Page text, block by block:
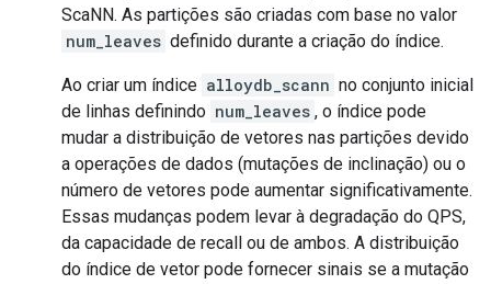
ScaNN. As partições são criadas com base no valor
num_leaves definido durante a criação do índice.
Ao criar um índice alloydb_scann no conjunto inicial
de linhas definindo num_leaves , o índice pode
mudar a distribuição de vetores nas partições devido
a operações de dados (mutações de inclinação) ou o
número de vetores pode aumentar significativamente.
Essas mudanças podem levar à degradação do QPS,
da capacidade de recall ou de ambos. A distribuição
do índice de vetor pode fornecer sinais se a mutação